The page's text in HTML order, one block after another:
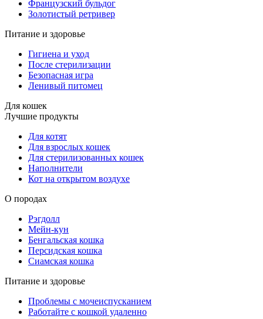
Французский бульдог
Золотистый ретривер
Питание и здоровье
Гигиена и уход
После стерилизации
Безопасная игра
Ленивый питомец
Для кошек
Лучшие продукты
Для котят
Для взрослых кошек
Для стерилизованных кошек
Наполнители
Кот на открытом воздухе
О породах
Рэгдолл
Мейн-кун
Бенгальская кошка
Персидская кошка
Сиамская кошка
Питание и здоровье
Проблемы с мочеиспусканием
Работайте с кошкой удаленно